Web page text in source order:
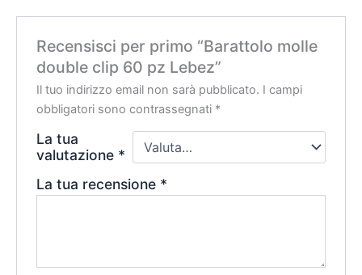
Recensisci per primo “Barattolo molle
double clip 60 pz Lebez”
Il tuo indirizzo email non sarà pubblicato. I campi
obbligatori sono contrassegnati *
La tua
valutazione *
La tua recensione *